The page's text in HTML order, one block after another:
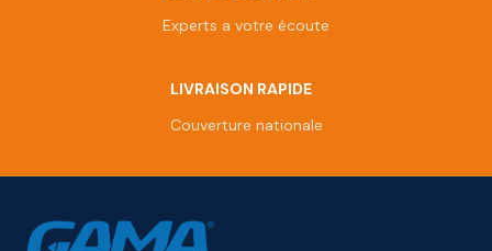
Experts a votre écoute
LIVRAISON RAPIDE
Couverture nationale